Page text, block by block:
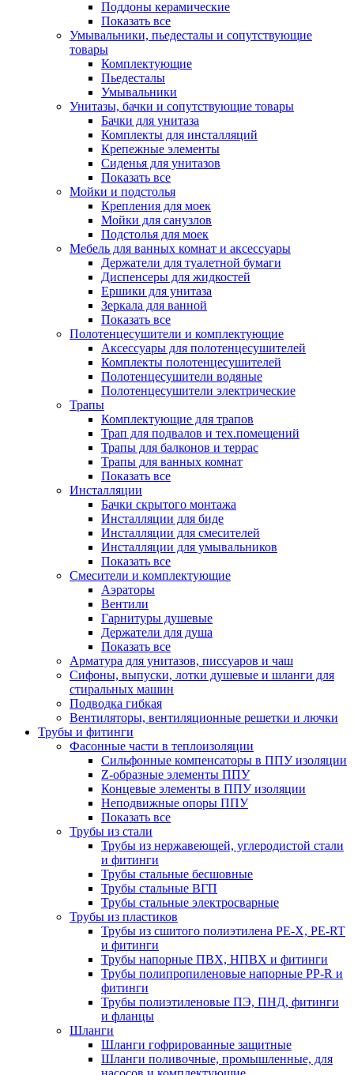
Поддоны керамические
Показать все
Умывальники, пьедесталы и сопутствующие
товары
Комплектующие
Пьедесталы
Умывальники
Унитазы, бачки и сопутствующие товары
Бачки для унитаза
Комплекты для инсталляций
Крепежные элементы
Сиденья для унитазов
Показать все
Мойки и подстолья
Крепления для моек
Мойки для санузлов
Подстолья для моек
Мебель для ванных комнат и аксессуары
Держатели для туалетной бумаги
Диспенсеры для жидкостей
Ершики для унитаза
Зеркала для ванной
Показать все
Полотенцесушители и комплектующие
Аксессуары для полотенцесушителей
Комплекты полотенцесушителей
Полотенцесушители водяные
Полотенцесушители электрические
Трапы
Комплектующие для трапов
Трап для подвалов и тех.помещений
Трапы для балконов и террас
Трапы для ванных комнат
Показать все
Инсталляции
Бачки скрытого монтажа
Инсталляции для биде
Инсталляции для смесителей
Инсталляции для умывальников
Показать все
Смесители и комплектующие
Аэраторы
Вентили
Гарнитуры душевые
Держатели для душа
Показать все
Арматура для унитазов, писсуаров и чаш
Сифоны, выпуски, лотки душевые и шланги для
стиральных машин
Подводка гибкая
Вентиляторы, вентиляционные решетки и лючки
Трубы и фитинги
Фасонные части в теплоизоляции
Cильфонные компенсаторы в ППУ изоляции
Z-образные элементы ППУ
Концевые элементы в ППУ изоляции
Неподвижные опоры ППУ
Показать все
Трубы из стали
Трубы из нержавеющей, углеродистой стали
и фитинги
Трубы стальные бесшовные
Трубы стальные ВГП
Трубы стальные электросварные
Трубы из пластиков
Трубы из сшитого полиэтилена PE-X, PE-RT
и фитинги
Трубы напорные ПВХ, НПВХ и фитинги
Трубы полипропиленовые напорные PP-R и
фитинги
Трубы полиэтиленовые ПЭ, ПНД, фитинги
и фланцы
Шланги
Шланги гофрированные защитные
Шланги поливочные, промышленные, для